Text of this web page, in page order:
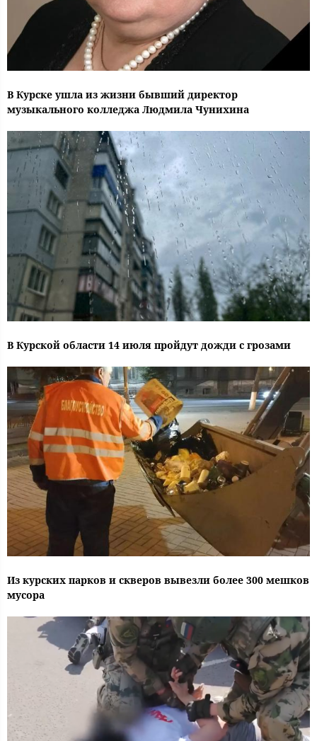
В Курске ушла из жизни бывший директор
музыкального колледжа Людмила Чунихина
В Курской области 14 июля пройдут дожди с грозами
Из курских парков и скверов вывезли более 300 мешков
мусора